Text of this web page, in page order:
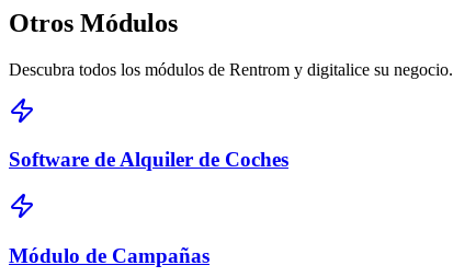
Otros Módulos
Descubra todos los módulos de Rentrom y digitalice su negocio.
Software de Alquiler de Coches
Módulo de Campañas